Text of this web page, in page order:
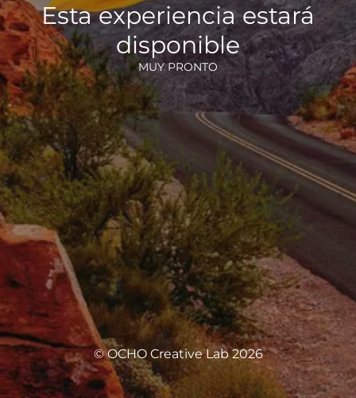
Esta experiencia estará
disponible
MUY PRONTO
© OCHO Creative Lab 2026